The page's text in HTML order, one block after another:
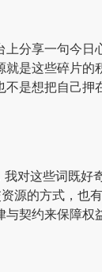
分享一句今日
是这些碎片的
是想把自己押
对这些词既好
源的方式，也
契约来保障权